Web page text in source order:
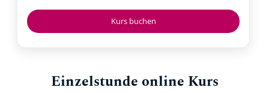
Kurs buchen
Einzelstunde online Kurs